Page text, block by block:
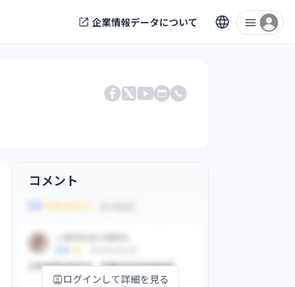
企業情報データについて
Facebook
X YouTube
公式サイト
電話番号
コメント
ログインして詳細を見る